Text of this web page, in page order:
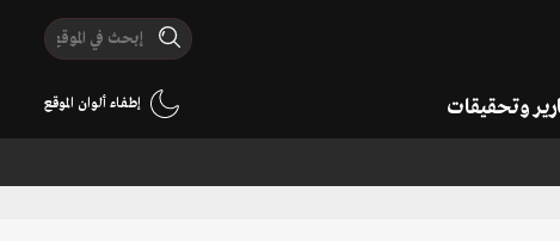
وتحقيقات إطفاء ألوان الموقع